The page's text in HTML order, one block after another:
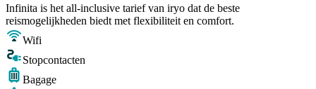
Infinita is het all-inclusive tarief van iryo dat de beste
reismogelijkheden biedt met flexibiliteit en comfort.
Wifi
Stopcontacten
Bagage